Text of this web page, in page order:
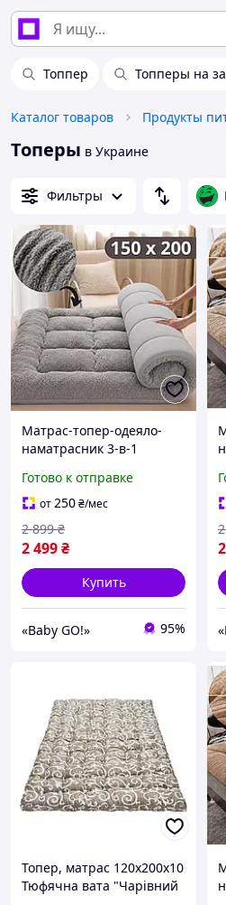
Топпер Топперы на
Каталог товаров Продукты
Топеры в Украине
Фильтры
Матрас-топер-одеяло-
наматрасник 3-в-1
пуховым волоконным
наполнителем мягкий,
двусторонний KT7005701
Готово к отправке
от250₴/мес
2 499₴
2 899 ₴
Купить
«Baby GO!» 95%
Топер, матрас 120х200х10
Тюфячна вата "Чарівний